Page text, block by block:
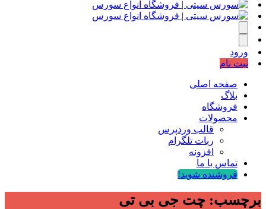
ورود
ثبت نام
صفحه اصلی
بلاگ
فروشگاه
محصولات
قالب وردپرس
ربات تلگرام
افزونه
تماس با ما
فروشنده شوید!
برچسب: چت جی بی تی